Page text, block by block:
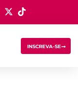
INSCREVA-SE